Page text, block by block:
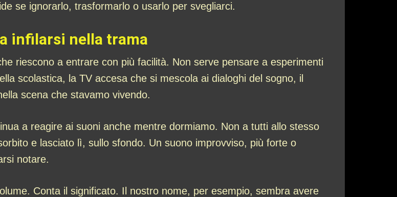
se ignorarlo, trasformarlo o usarlo per svegliarci.
infilarsi nella trama
riescono a entrare con più facilità. Non serve pensare a esperimenti
scolastica, la TV accesa che si mescola ai dialoghi del sogno, il
scena che stavamo vivendo.
a reagire ai suoni anche mentre dormiamo. Non a tutti allo stesso
e lasciato lì, sullo sfondo. Un suono improvviso, più forte o
notare.
Conta il significato. Il nostro nome, per esempio, sembra avere